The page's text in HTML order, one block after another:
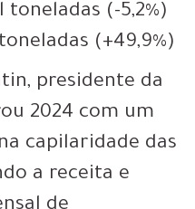
toneladas (-5,2%)
(+49,9%)
presidente da
2024 com um
capilaridade das
a receita e